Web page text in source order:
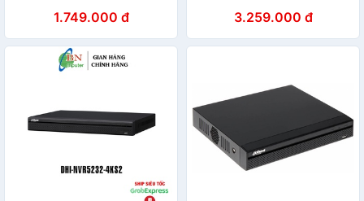
1.749.000 đ 3.259.000 đ